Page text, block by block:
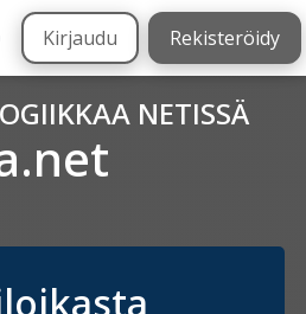
Kirjaudu Rekisteröidy
NETISSÄ